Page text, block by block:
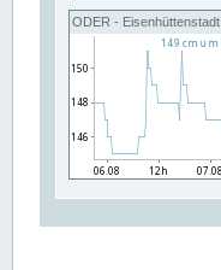
ODER - Eisenhüttenstadt